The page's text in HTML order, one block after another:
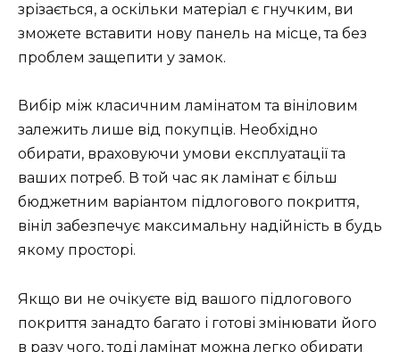
зрізається, а оскільки матеріал є гнучким, ви
зможете вставити нову панель на місце, та без
проблем защепити у замок.
Вибір між класичним ламінатом та вініловим
залежить лише від покупців. Необхідно
обирати, враховуючи умови експлуатації та
ваших потреб. В той час як ламінат є більш
бюджетним варіантом підлогового покриття,
вініл забезпечує максимальну надійність в будь
якому просторі.
Якщо ви не очікуєте від вашого підлогового
покриття занадто багато і готові змінювати його
в разу чого, тоді ламінат можна легко обирати